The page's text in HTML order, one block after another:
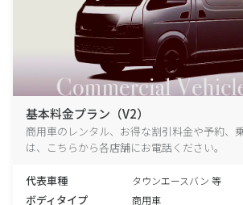
基本料金プラン（V2）
商用車のレンタル、お得な割引料金や予約、
は、こちらから各店舗にお電話ください。
代表車種 タウンエースバン 等
ボディタイプ 商用車